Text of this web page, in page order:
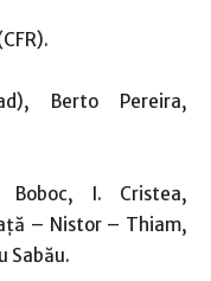
Berto Pereira,
Boboc, I. Cristea,
– Nistor – Thiam,
Sabău.